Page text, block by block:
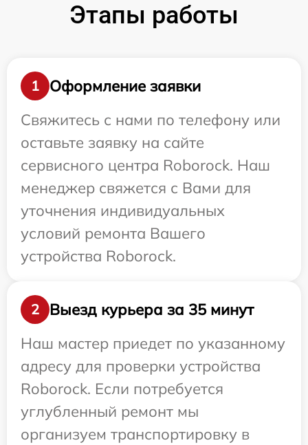
Этапы работы
1
Оформление заявки
Свяжитесь с нами по телефону или
оставьте заявку на сайте
сервисного центра Roborock. Наш
менеджер свяжется с Вами для
уточнения индивидуальных
условий ремонта Вашего
устройства Roborock.
2
Выезд курьера за 35 минут
Наш мастер приедет по указанному
адресу для проверки устройства
Roborock. Если потребуется
углубленный ремонт мы
организуем транспортировку в